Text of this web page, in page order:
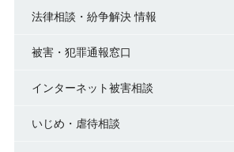
法律相談・紛争解決 情報
被害・犯罪通報窓口
インターネット被害相談
いじめ・虐待相談